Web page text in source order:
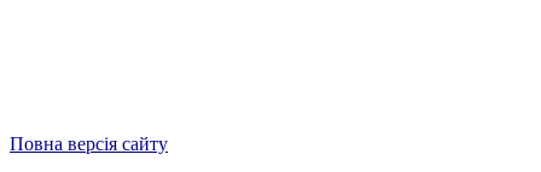
Повна версія сайту